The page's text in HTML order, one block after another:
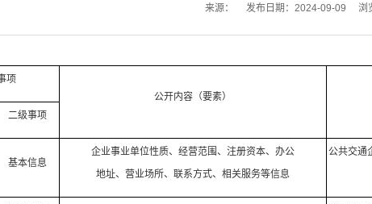
来源： 发布日期：2024-09-09 浏
项
公开内容（要素）
二级事项
基本信息
企业事业单位性质、经营范围、注册资本、办公
地址、营业场所、联系方式、相关服务等信息
公共交通